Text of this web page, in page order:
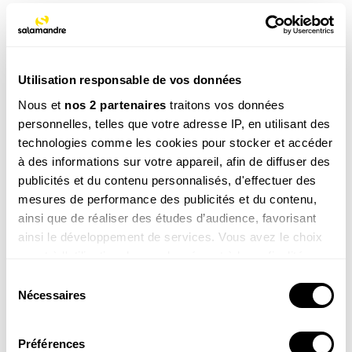
Utilisation responsable de vos données
Nous et nos 2 partenaires traitons vos données
personnelles, telles que votre adresse IP, en utilisant des
technologies comme les cookies pour stocker et accéder
à des informations sur votre appareil, afin de diffuser des
publicités et du contenu personnalisés, d'effectuer des
mesures de performance des publicités et du contenu,
ainsi que de réaliser des études d’audience, favorisant
ainsi le développement de services. Vous avez le choix
tout moment en consultant la Déclaration relative aux
cookies ou en cliquant sur l'icône de confidentialité.
Nécessaires
Préférences
REVUE SALAMANDRE
Plongez au coeur d'une nature insolite près de chez
vous
Découvrir la revue
8-12
ans
Donnez envie aux enfants d'explorer et de protéger